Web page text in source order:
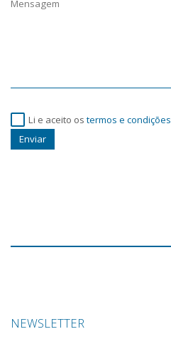
Li e aceito os termos e condições
Enviar
NEWSLETTER